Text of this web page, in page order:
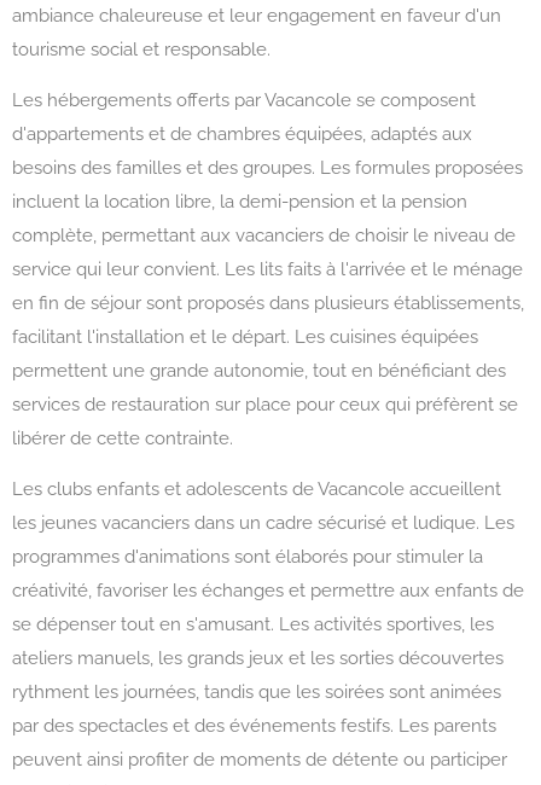
ambiance chaleureuse et leur engagement en faveur d'un
tourisme social et responsable.
Les hébergements offerts par Vacancole se composent
d'appartements et de chambres équipées, adaptés aux
besoins des familles et des groupes. Les formules proposées
incluent la location libre, la demi-pension et la pension
complète, permettant aux vacanciers de choisir le niveau de
service qui leur convient. Les lits faits à l'arrivée et le ménage
en fin de séjour sont proposés dans plusieurs établissements,
facilitant l'installation et le départ. Les cuisines équipées
permettent une grande autonomie, tout en bénéficiant des
services de restauration sur place pour ceux qui préfèrent se
libérer de cette contrainte.
Les clubs enfants et adolescents de Vacancole accueillent
les jeunes vacanciers dans un cadre sécurisé et ludique. Les
programmes d'animations sont élaborés pour stimuler la
créativité, favoriser les échanges et permettre aux enfants de
se dépenser tout en s'amusant. Les activités sportives, les
ateliers manuels, les grands jeux et les sorties découvertes
rythment les journées, tandis que les soirées sont animées
par des spectacles et des événements festifs. Les parents
peuvent ainsi profiter de moments de détente ou participer